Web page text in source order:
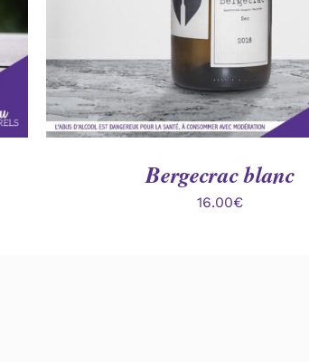
Bergecrac blanc
16.00€